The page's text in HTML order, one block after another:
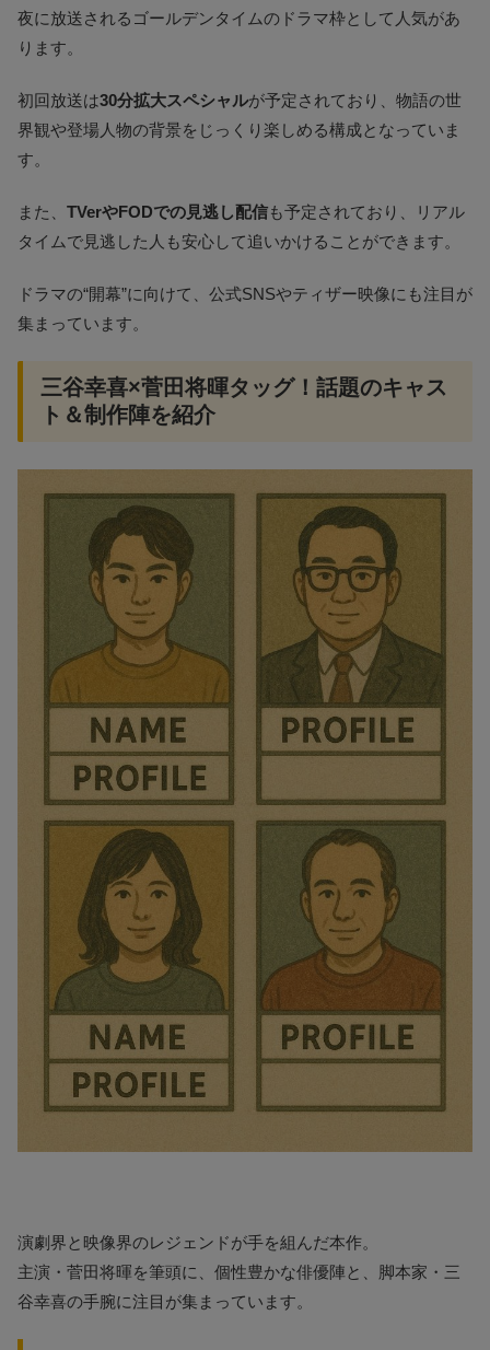
夜に放送されるゴールデンタイムのドラマ枠として人気があ
ります。
初回放送は30分拡大スペシャルが予定されており、物語の世
界観や登場人物の背景をじっくり楽しめる構成となっていま
す。
また、 TVerやFODでの見逃し配信も予定されており、リアル
タイムで見逃した人も安心して追いかけることができます。
ドラマの“開幕”に向けて、公式SNSやティザー映像にも注目が
集まっています。
三谷幸喜×菅田将暉タッグ！話題のキャス
ト＆制作陣を紹介
演劇界と映像界のレジェンドが手を組んだ本作。
主演・菅田将暉を筆頭に、個性豊かな俳優陣と、脚本家・三
谷幸喜の手腕に注目が集まっています。